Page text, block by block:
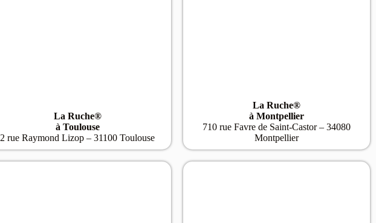
La Ruche®
à Toulouse
2 rue Raymond Lizop – 31100 Toulouse
La Ruche®
à Montpellier
710 rue Favre de Saint-Castor – 34080
Montpellier